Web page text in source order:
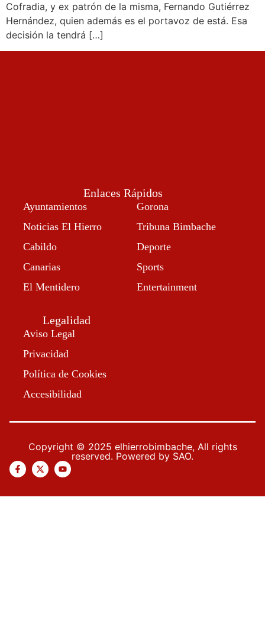
Cofradia, y ex patrón de la misma, Fernando Gutiérrez
Hernández, quien además es el portavoz de está. Esa
decisión la tendrá […]
Enlaces Rápidos
Ayuntamientos
Noticias El Hierro
Cabildo
Canarias
El Mentidero
Gorona
Tribuna Bimbache
Deporte
Sports
Entertainment
Legalidad
Aviso Legal
Privacidad
Política de Cookies
Accesibilidad
Copyright © 2025 elhierrobimbache, All rights
reserved. Powered by SAO.